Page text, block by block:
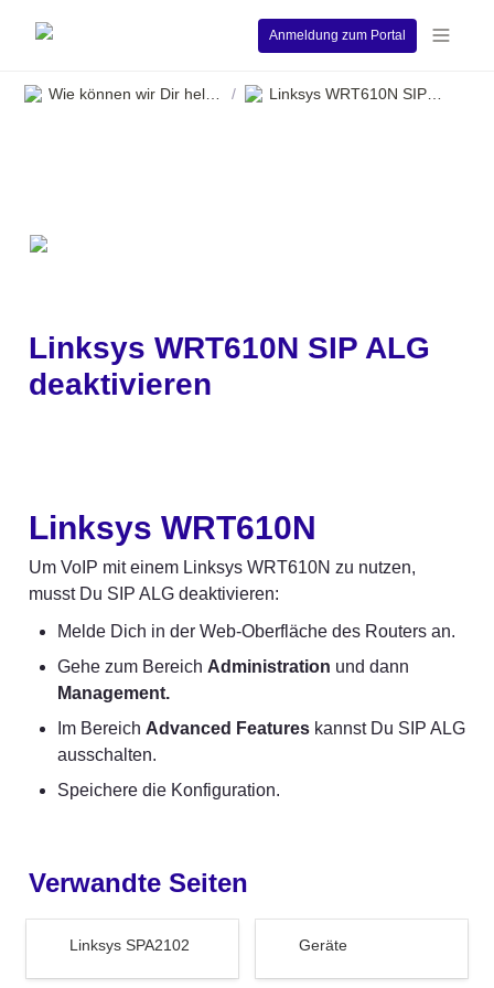
Anmeldung zum Portal
/
Linksys WRT610N SIP ALG
deaktivieren
Linksys WRT610N
Um VoIP mit einem Linksys WRT610N zu nutzen,
musst Du SIP ALG deaktivieren:
Melde Dich in der Web-Oberfläche des Routers an.
Gehe zum Bereich Administration
Management.
Im Bereich Advanced Features kannst Du SIP ALG
ausschalten.
Speichere die Konfiguration.
Verwandte Seiten
Linksys SPA2102 Geräte